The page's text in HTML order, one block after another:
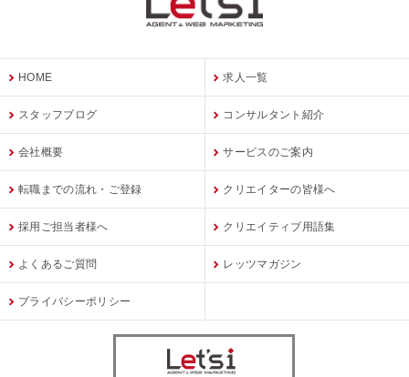
HOME 求人一覧
スタッフブログ コンサルタント紹介
会社概要 サービスのご案内
転職までの流れ・ご登録 クリエイターの皆様へ
採用ご担当者様へ クリエイティブ用語集
よくあるご質問 レッツマガジン
プライバシーポリシー